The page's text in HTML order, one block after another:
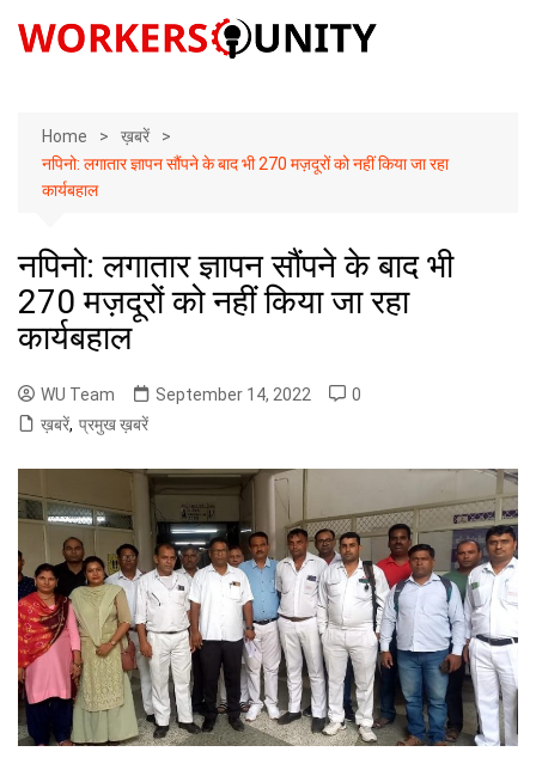
Home
ख़बरें
नपिनो: लगातार ज्ञापन सौंपने के बाद भी 270 मज़दूरों को नहीं किया जा रहा
कार्यबहाल
नपिनो: लगातार ज्ञापन सौंपने के बाद भी
270 मज़दूरों को नहीं किया जा रहा
कार्यबहाल
WU Team September 14, 2022
0
ख़बरें, प्रमुख ख़बरें